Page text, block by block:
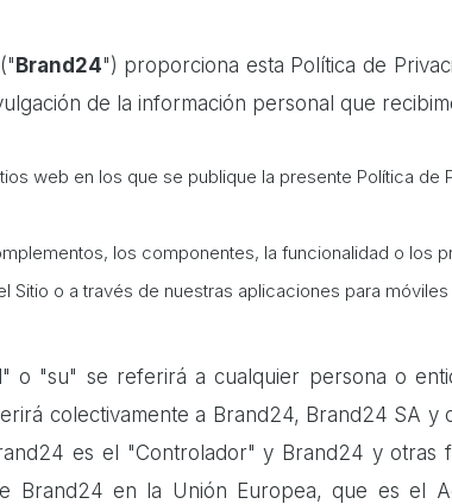
Brand24") proporciona esta Política de
de la información personal que
web en los que se publique la presente Política de
los componentes, la funcionalidad o los
Sitio o a través de nuestras aplicaciones para
o "su" se referirá a cualquier persona o
colectivamente a Brand24, Brand24 SA y
es el "Controlador" y Brand24 y otras
Brand24 en la Unión Europea, que es el